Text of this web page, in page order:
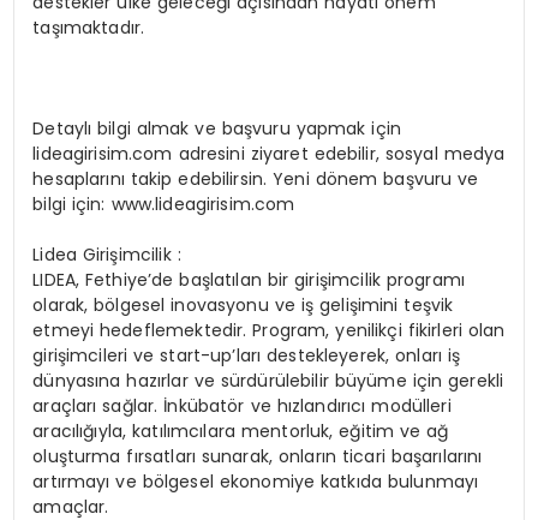
taşımaktadır.
Detaylı bilgi almak ve başvuru yapmak için
lideagirisim.com adresini ziyaret edebilir, sosyal medya
hesaplarını takip edebilirsin. Yeni dönem başvuru ve
bilgi için: www.lideagirisim.com
Lidea Girişimcilik :
LIDEA, Fethiye’de başlatılan bir girişimcilik programı
olarak, bölgesel inovasyonu ve iş gelişimini teşvik
etmeyi hedeflemektedir. Program, yenilikçi fikirleri olan
girişimcileri ve start-up’ları destekleyerek, onları iş
dünyasına hazırlar ve sürdürülebilir büyüme için gerekli
araçları sağlar. İnkübatör ve hızlandırıcı modülleri
aracılığıyla, katılımcılara mentorluk, eğitim ve ağ
oluşturma fırsatları sunarak, onların ticari başarılarını
artırmayı ve bölgesel ekonomiye katkıda bulunmayı
amaçlar.